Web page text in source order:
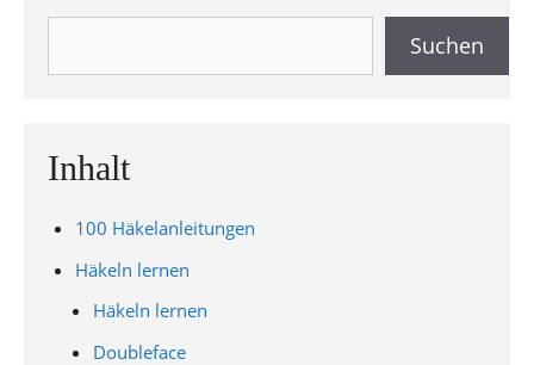
Suchen
Inhalt
100 Häkelanleitungen
Häkeln lernen
Häkeln lernen
Doubleface